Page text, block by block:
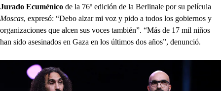
Jurado Ecuménico de la 76º edición de la Berlinale por su película
Moscas, expresó: “Debo alzar mi voz y pido a todos los gobiernos y
organizaciones que alcen sus voces también”. “Más de 17 mil niños
han sido asesinados en Gaza en los últimos dos años”, denunció.